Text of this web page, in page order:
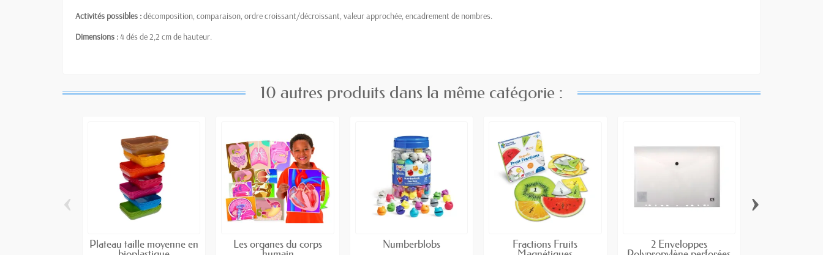
Activités possibles :décomposition, comparaison, ordre croissant/décroissant, valeur approchée, encadrement de nombres.
Dimensions :4 dés de 2,2 cm de hauteur.
10 autres produits dans la même catégorie :
Plateau taille moyenne en Les organes du corps Numberblobs Fractions Fruits 2 Enveloppes
‹ ›